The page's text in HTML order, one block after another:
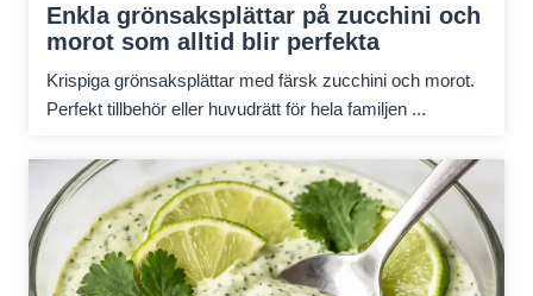
Enkla grönsaksplättar på zucchini och
morot som alltid blir perfekta
Krispiga grönsaksplättar med färsk zucchini och morot.
Perfekt tillbehör eller huvudrätt för hela familjen ...